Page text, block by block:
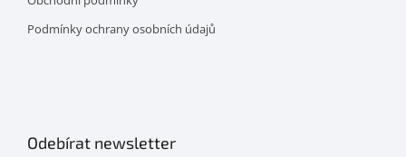
Podmínky ochrany osobních údajů
Odebírat newsletter